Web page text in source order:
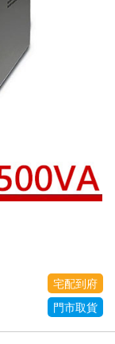
宅配到府
門市取貨